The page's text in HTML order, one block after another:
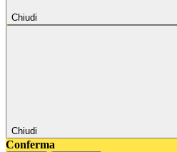
Chiudi
Chiudi
Conferma